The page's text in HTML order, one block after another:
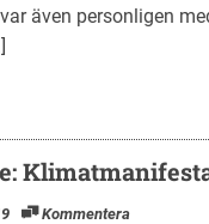
även personligen
Kommentera